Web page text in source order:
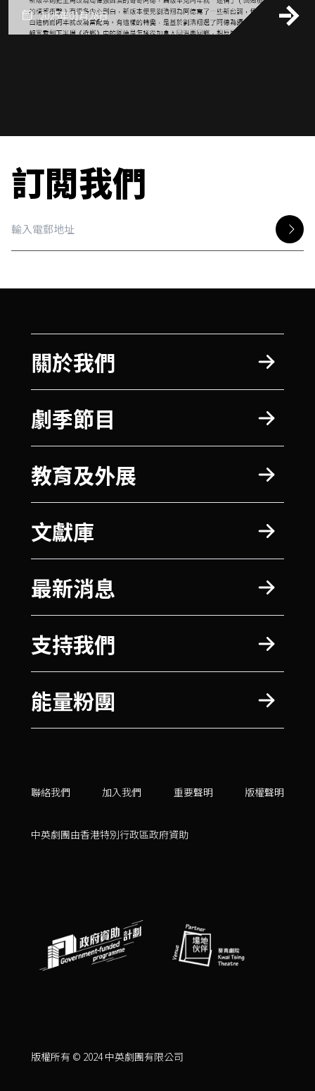
2025年01月28日
訂閲我們
關於我們
劇季節目
教育及外展
文獻庫
最新消息
支持我們
能量粉團
聯絡我們 加入我們 重要聲明 版權聲明
中英劇團由香港特別行政區政府資助
版權所有 © 2024 中英劇團有限公司